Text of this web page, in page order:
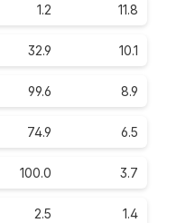
1.2 11.8
32.9 10.1
99.6 8.9
74.9 6.5
100.0 3.7
2.5 1.4